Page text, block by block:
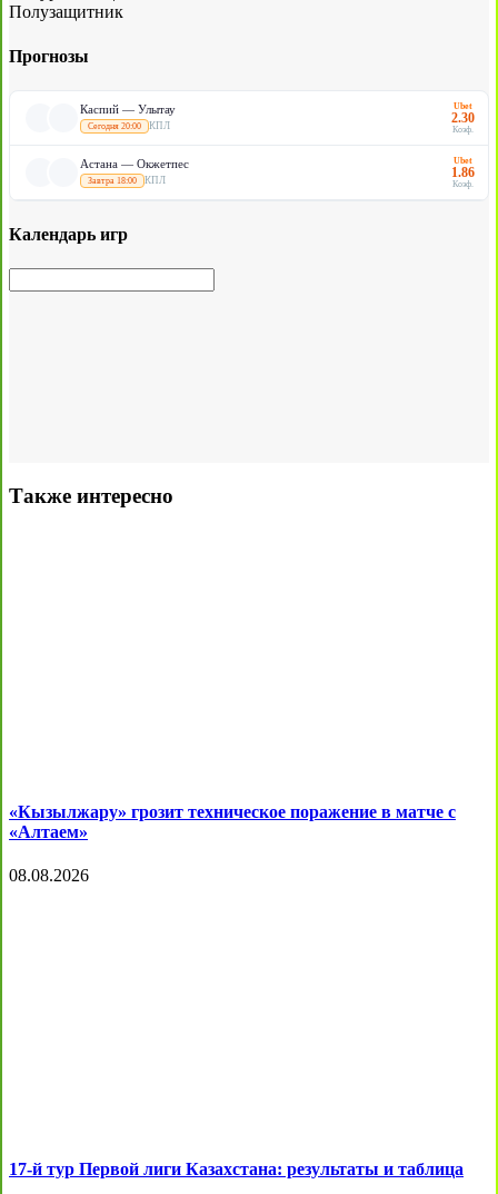
Полузащитник
Прогнозы
Каспий — Улытау
Сегодня 20:00 КПЛ
Ubet
2.30
Коэф.
Астана — Окжетпес
Завтра 18:00 КПЛ
Ubet
1.86
Коэф.
Календарь игр
Также интересно
«Кызылжару» грозит техническое поражение в матче с
«Алтаем»
08.08.2026
17-й тур Первой лиги Казахстана: результаты и таблица